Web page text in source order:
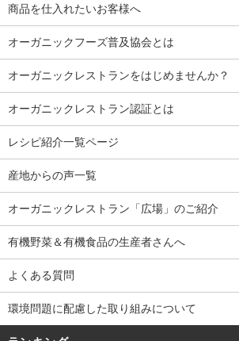
商品を仕入れたいお客様へ
オーガニックフーズ普及協会とは
オーガニックレストランをはじめませんか？
オーガニックレストラン認証とは
レシピ紹介一覧ページ
産地からの声一覧
オーガニックレストラン「広場」のご紹介
有機野菜＆有機食品の生産者さんへ
よくある質問
環境問題に配慮した取り組みについて